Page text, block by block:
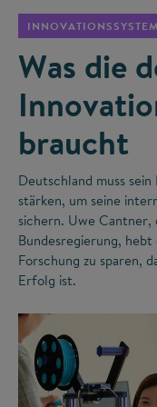
INNOVATIONSSYSTEM
Was die
braucht
Deutschland muss
stärken, um seine
sichern. Uwe
Bundesregierung,
Forschung zu sparen,
Erfolg ist.